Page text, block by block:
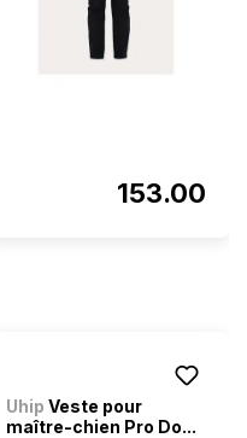
153.00
Uhip Veste pour
maître-chien Pro Do...